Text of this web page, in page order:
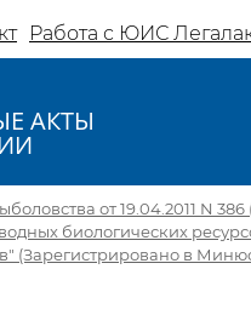
Работа с ЮИС
АКТЫ
от 19.04.2011 N 386
биологических
(Зарегистрировано в